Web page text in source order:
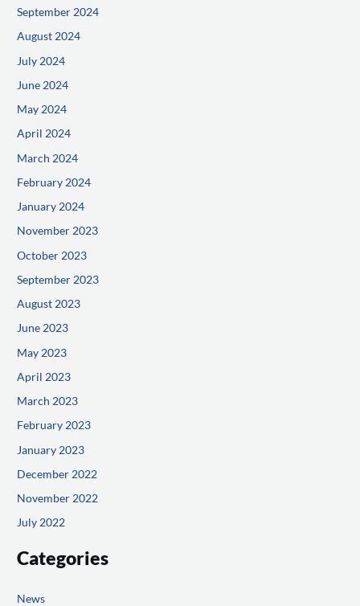
September 2024
August 2024
July 2024
June 2024
May 2024
April 2024
March 2024
February 2024
January 2024
November 2023
October 2023
September 2023
August 2023
June 2023
May 2023
April 2023
March 2023
February 2023
January 2023
December 2022
November 2022
July 2022
Categories
News